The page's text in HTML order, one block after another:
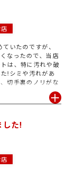
いたのですが、
なったので、当店
は、特に汚れや破
!シミや汚れがあ
切手裏のノリがな
た!